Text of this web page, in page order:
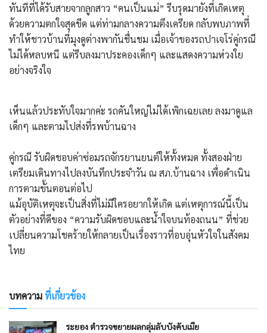
​ทันทีที่ได้รับสายจากลูกสาว “คนเป็นแม่” รีบรุดมายังที่เกิดเหตุ
ด้วยความตกใจสุดขีด แต่ท่ามกลางความตึงเครียด กลับพบภาพที่
ทำให้ชาวบ้านที่มุงดูต่างพากันชื่นชม เมื่อเจ้าของรถปาเจโร่คู่กรณี
ไม่ได้หลบหนี แต่รีบลงมาประคองเด็กๆ และแสดงความห่วงใย
อย่างจริงใจ
​เห็นแล้วประทับใจมากค่ะ รถคันใหญ่ไม่ได้เพิกเฉยเลย ลงมาดูแล
เด็กๆ และตามไปส่งที่รพบ้านฉาง
คู่กรณี รับผิดชอบค่าซ่อมรถจักรยานยนต์ให้ทั้งหมด ทั้งสองฝ่าย
เตรียมเดินทางไปลงบันทึกประจำวัน ณ สภ.บ้านฉาง เพื่อดำเนิน
การตามขั้นตอนต่อไป
แม้อุบัติเหตุจะเป็นสิ่งที่ไม่มีใครอยากให้เกิด แต่เหตุการณ์นี้เป็น
ตัวอย่างที่ดีของ “ความรับผิดชอบและน้ำใจบนท้องถนน” ที่ช่วย
เปลี่ยนความโชคร้ายให้กลายเป็นเรื่องราวที่อบอุ่นหัวใจในสังคม
ไทย
บทความที่เกี่ยวข้อง
ระยอง ตำรวจขยายผลกลุ่มลับบังคับเมีย